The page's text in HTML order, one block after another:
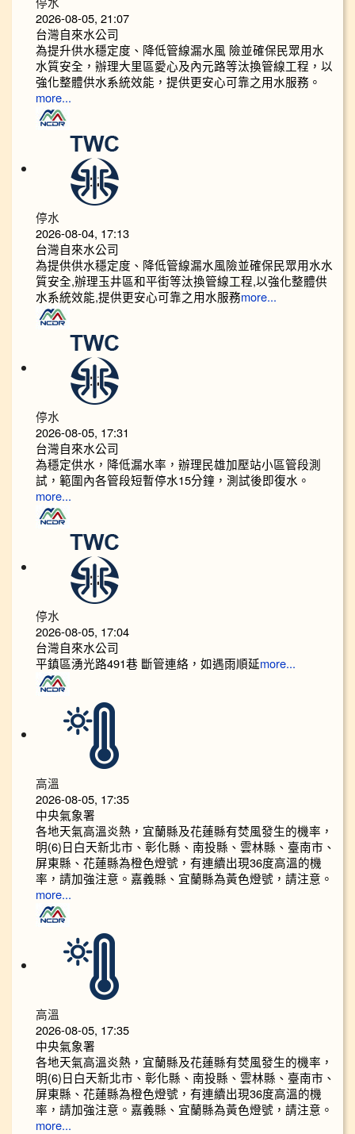
2026-08-05, 21:07
台灣自來水公司
為提升供水穩定度、降低管線漏水風 險並確保民眾用水
水質安全，辦理大里區愛心及內元路等汰換管線工程，以
強化整體供水系統效能，提供更安心可靠之用水服務。
more...
停水
2026-08-04, 17:13
台灣自來水公司
為提供供水穩定度、降低管線漏水風險並確保民眾用水水
質安全,辦理玉井區和平街等汰換管線工程,以強化整體供
水系統效能,提供更安心可靠之用水服務more...
停水
2026-08-05, 17:31
台灣自來水公司
為穩定供水，降低漏水率，辦理民雄加壓站小區管段測
試，範圍內各管段短暫停水15分鐘，測試後即復水。
more...
停水
2026-08-05, 17:04
台灣自來水公司
平鎮區湧光路491巷 斷管連絡，如遇雨順延more...
高溫
2026-08-05, 17:35
中央氣象署
各地天氣高溫炎熱，宜蘭縣及花蓮縣有焚風發生的機率，
明(6)日白天新北市、彰化縣、南投縣、雲林縣、臺南市、
屏東縣、花蓮縣為橙色燈號，有連續出現36度高溫的機
率，請加強注意。嘉義縣、宜蘭縣為黃色燈號，請注意。
more...
高溫
2026-08-05, 17:35
中央氣象署
各地天氣高溫炎熱，宜蘭縣及花蓮縣有焚風發生的機率，
明(6)日白天新北市、彰化縣、南投縣、雲林縣、臺南市、
屏東縣、花蓮縣為橙色燈號，有連續出現36度高溫的機
率，請加強注意。嘉義縣、宜蘭縣為黃色燈號，請注意。
more...